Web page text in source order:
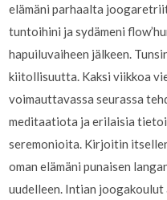
elämäni parhaalta
tuntoihini ja sydämeni
hapuiluvaiheen jälkeen.
kiitollisuutta. Kaksi viikkoa
voimauttavassa seurassa
meditaatiota ja erilaisia
seremonioita. Kirjoitin
oman elämäni punaisen
uudelleen. Intian